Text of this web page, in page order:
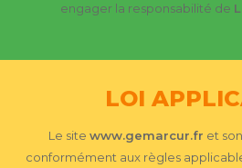
engager la responsabilité de
LOI
Le site www.gemarcur.fr et
conformément aux règles